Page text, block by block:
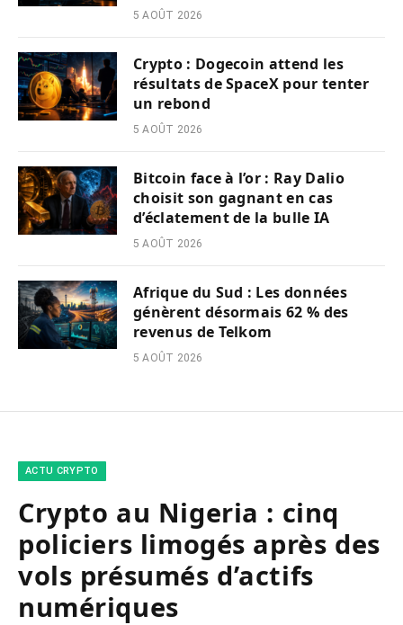
5 AOÛT 2026
Crypto : Dogecoin attend les
résultats de SpaceX pour tenter
un rebond
5 AOÛT 2026
Bitcoin face à l’or : Ray Dalio
choisit son gagnant en cas
d’éclatement de la bulle IA
5 AOÛT 2026
Afrique du Sud : Les données
génèrent désormais 62 % des
revenus de Telkom
5 AOÛT 2026
ACTU CRYPTO
Crypto au Nigeria : cinq
policiers limogés après des
vols présumés d’actifs
numériques